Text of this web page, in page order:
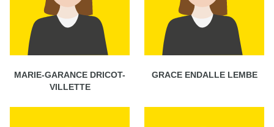
MARIE-GARANCE DRICOT-
VILLETTE
GRACE ENDALLE LEMBE